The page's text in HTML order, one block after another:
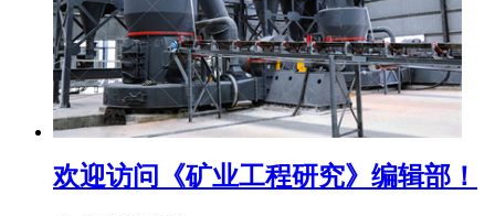
欢迎访问《矿业工程研究》编辑部！